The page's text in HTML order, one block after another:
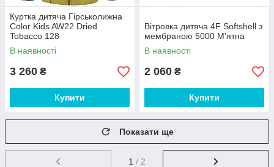
Куртка дитяча Гірськолижна
Color Kids AW22 Dried
Tobacco 128
В наявності
3 260 ₴
Купити
Вітровка дитяча 4F Softshell з
мембраною 5000 М'ятна
В наявності
2 060 ₴
Купити
Показати ще
1 / 2